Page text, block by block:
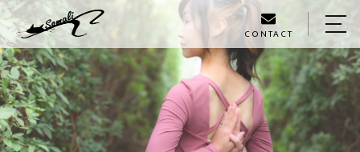
CONTACT
HOME
ABOUT
MENU